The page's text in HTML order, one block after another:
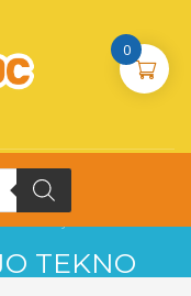
TEKNO
0